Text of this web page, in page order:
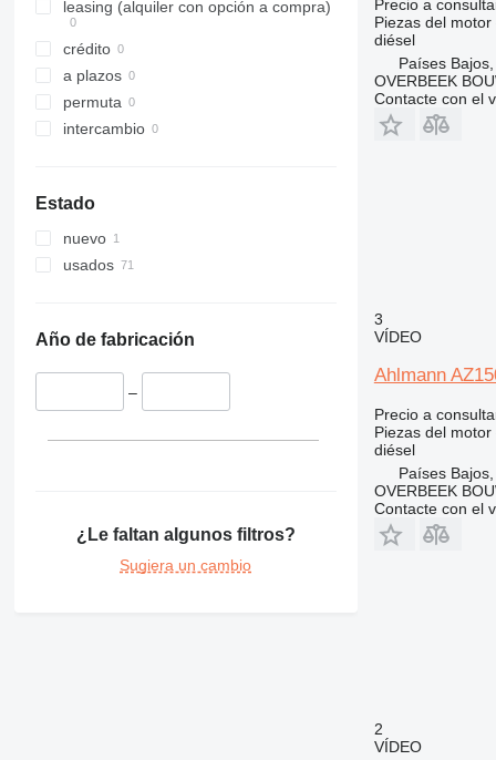
320
322
323
324
325
336
340
350
365
422
leasing (alquiler con opción a compra)
crédito
a plazos
permuta
intercambio
Estado
nuevo
usados
Año de fabricación
–
¿Le faltan algunos filtros?
Sugiera un cambio
Precio a
Piezas del
diésel
Países
OVERBEEK
Contacte con el
3
VÍDEO
Ahlmann
Precio a
Piezas del
diésel
Países
OVERBEEK
Contacte con el
2
VÍDEO